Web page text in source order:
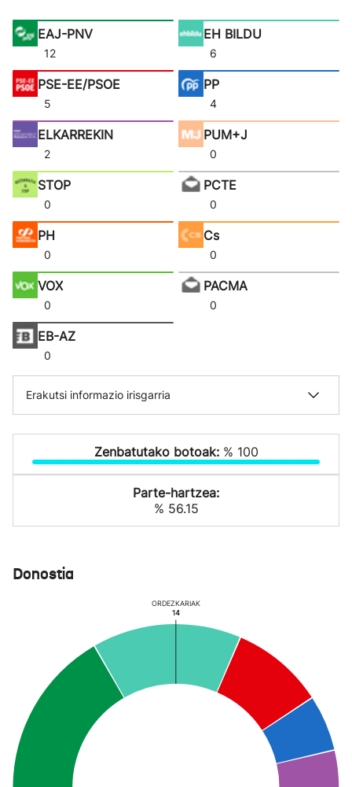
EAJ-PNV
12
EH BILDU
6
PSE-EE/PSOE
5
PP
4
ELKARREKIN
2
PUM+J
0
STOP
0
PCTE
0
PH
0
Cs
0
VOX
0
PACMA
0
EB-AZ
0
Erakutsi informazio irisgarria
Zenbatutako botoak: % 100
Parte-hartzea:
% 56.15
Donostia
14
ORDEZKARIAK